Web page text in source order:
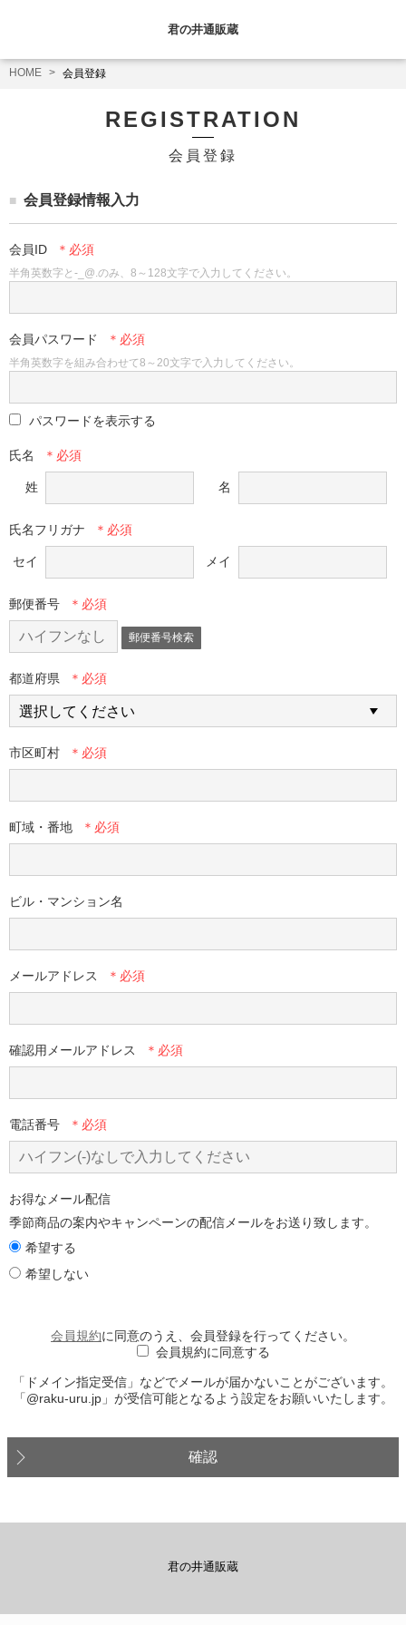
君の井通販蔵
HOME 会員登録
REGISTRATION
会員登録
会員登録情報入力
会員ID
半角英数字と-_@.のみ、8～128文字で入力してください。
会員パスワード
半角英数字を組み合わせて8～20文字で入力してください。
パスワードを表示する
氏名
姓 名
氏名フリガナ
セイ メイ
郵便番号
郵便番号検索
都道府県
市区町村
町域・番地
ビル・マンション名
メールアドレス
確認用メールアドレス
電話番号
お得なメール配信
季節商品の案内やキャンペーンの配信メールをお送り致します。
希望する
希望しない
会員規約に同意のうえ、会員登録を行ってください。
会員規約に同意する
「ドメイン指定受信」などでメールが届かないことがございます。
「@raku-uru.jp」が受信可能となるよう設定をお願いいたします。
確認
君の井通販蔵